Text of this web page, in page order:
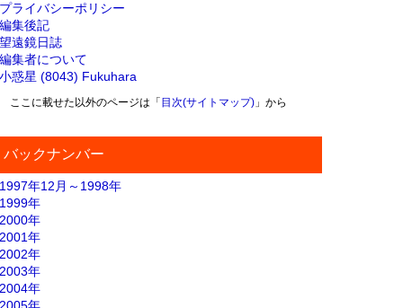
プライバシーポリシー
編集後記
望遠鏡日誌
編集者について
小惑星 (8043) Fukuhara
ここに載せた以外のページは「 目次(サイトマップ)」から
バックナンバー
1997年12月～1998年
1999年
2000年
2001年
2002年
2003年
2004年